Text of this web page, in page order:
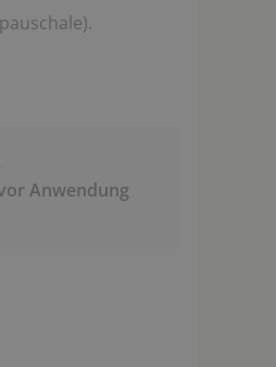
Anwendung